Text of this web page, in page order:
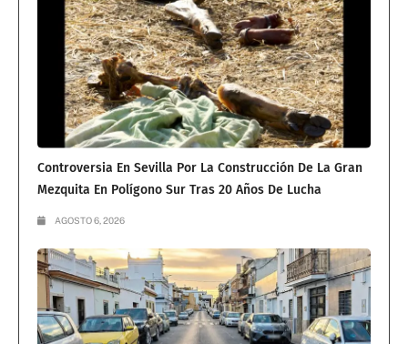
Controversia En Sevilla Por La Construcción De La Gran
Mezquita En Polígono Sur Tras 20 Años De Lucha
AGOSTO 6, 2026